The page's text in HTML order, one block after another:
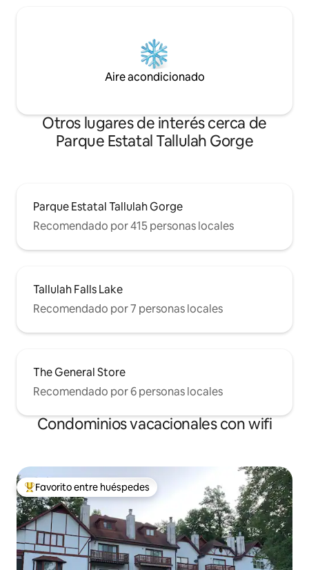
Aire acondicionado
Otros lugares de interés cerca de
Parque Estatal Tallulah Gorge
Parque Estatal Tallulah Gorge
Recomendado por 415 personas locales
Tallulah Falls Lake
Recomendado por 7 personas locales
The General Store
Recomendado por 6 personas locales
Condominios vacacionales con wifi
Favorito entre huéspedes preferido
Favorito entre huéspedes